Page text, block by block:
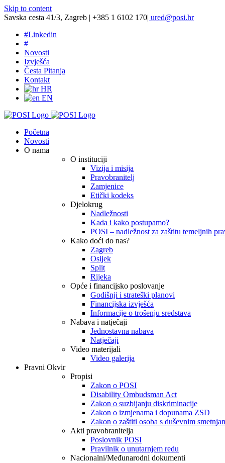
Skip to content
Savska cesta 41/3, Zagreb | +385 1 6102 170| ured@posi.hr
#Linkedin
#
Novosti
Izvješća
Česta Pitanja
Kontakt
HR
EN
Početna
Novosti
O nama
O instituciji
Vizija i misija
Pravobranitelj
Zamjenice
Etički kodeks
Djelokrug
Nadležnosti
Kada i kako postupamo?
POSI – nadležnost za zaštitu temeljnih
Kako doći do nas?
Zagreb
Osijek
Split
Rijeka
Opće i financijsko poslovanje
Godišnji i strateški planovi
Financijska izvješća
Informacije o trošenju sredstava
Nabava i natječaji
Jednostavna nabava
Natječaji
Video materijali
Video galerija
Pravni Okvir
Propisi
Zakon o POSI
Disability Ombudsman Act
Zakon o suzbijanju diskriminacije
Zakon o izmjenama i dopunama ZSD
Zakon o zaštiti osoba s duševnim
Akti pravobranitelja
Poslovnik POSI
Pravilnik o unutarnjem redu
Nacionalni/Međunarodni dokumenti